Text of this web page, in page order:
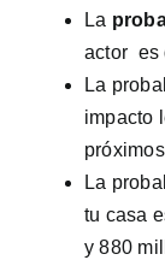
La
actor es
La
impacto
La
tu casa
y 880